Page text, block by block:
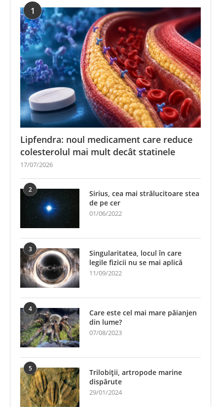
1
Lipfendra: noul medicament care reduce
colesterolul mai mult decât statinele
17/07/2026
2
Sirius, cea mai strălucitoare stea
de pe cer
01/06/2022
3
Singularitatea, locul în care
legile fizicii nu se mai aplică
11/09/2022
4
Care este cel mai mare păianjen
din lume?
07/08/2023
5
Trilobiții, artropode marine
dispărute
29/01/2024